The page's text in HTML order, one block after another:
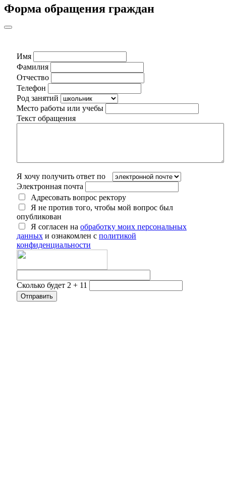
Форма обращения граждан
Имя
Фамилия
Отчество
Телефон
Род занятий
Место работы или учебы
Текст обращения
Я хочу получить ответ по
Электронная почта
Адресовать вопрос ректору
Я не против того, чтобы мой вопрос был
опубликован
Я согласен на обработку моих персональных
данных и ознакомлен с политикой
конфиденциальности
Сколько будет 2 + 11